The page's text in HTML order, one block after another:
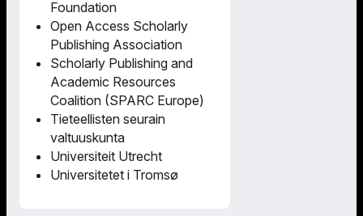
Foundation
Open Access Scholarly
Publishing Association
Scholarly Publishing and
Academic Resources
Coalition (SPARC Europe)
Tieteellisten seurain
valtuuskunta
Universiteit Utrecht
Universitetet i Tromsø